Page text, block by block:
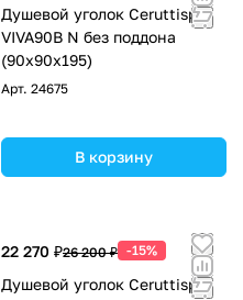
Душевой уголок Ceruttispa
VIVA90B N без поддона
(90x90x195)
Арт. 24675
В корзину
22 270 ₽26 200 ₽ -15%
Душевой уголок Ceruttispa